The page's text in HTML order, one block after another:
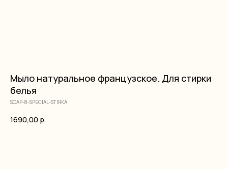
Мыло натуральное французское. Для стирки
белья
SOAP-8-SPECIAL-STIRKA
1690,00 р.